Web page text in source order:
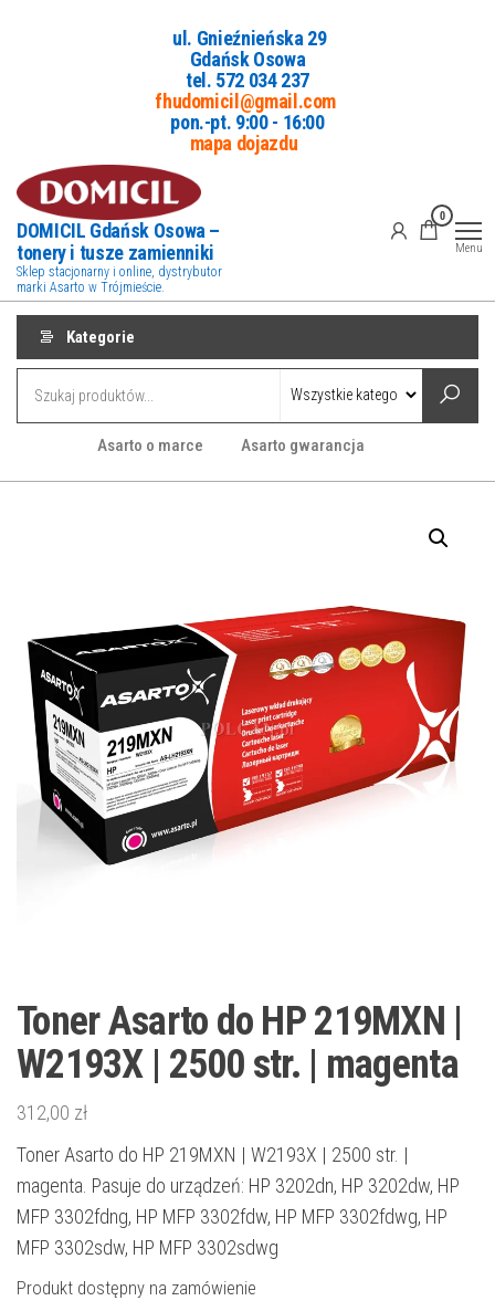
ul. Gnieźnieńska 29
Gdańsk Osowa
tel. 572 034 237
fhudomicil@gmail.com
pon.-pt. 9:00 - 16:00
mapa dojazdu
DOMICIL Gdańsk Osowa –
tonery i tusze zamienniki
Sklep stacjonarny i online, dystrybutor
marki Asarto w Trójmieście.
0
Menu
Kategorie
Asarto o marce Asarto gwarancja
Toner Asarto do HP 219MXN |
W2193X | 2500 str. | magenta
312,00 zł
Toner Asarto do HP 219MXN | W2193X | 2500 str. |
magenta. Pasuje do urządzeń: HP 3202dn, HP 3202dw, HP
MFP 3302fdng, HP MFP 3302fdw, HP MFP 3302fdwg, HP
MFP 3302sdw, HP MFP 3302sdwg
Produkt dostępny na zamówienie